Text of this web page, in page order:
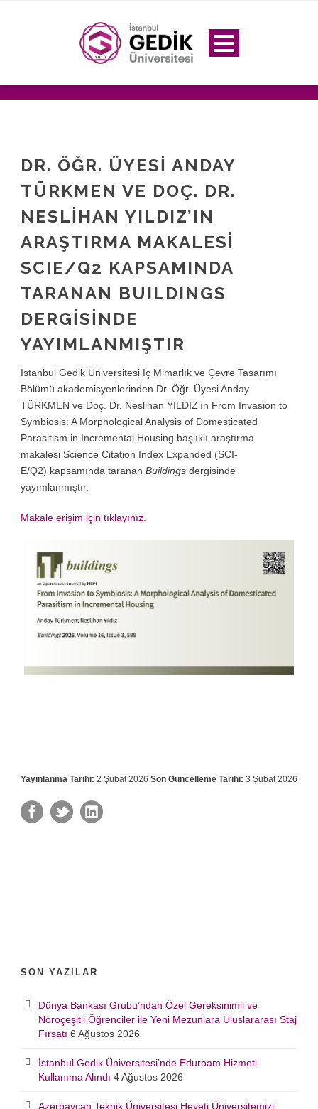
DR. ÖĞR. ÜYESİ ANDAY
TÜRKMEN VE DOÇ. DR.
NESLİHAN YILDIZ’IN
ARAŞTIRMA MAKALESİ
SCIE/Q2 KAPSAMINDA
TARANAN BUILDINGS
DERGİSİNDE
YAYIMLANMIŞTIR
İstanbul Gedik Üniversitesi İç Mimarlık ve Çevre Tasarımı
Bölümü akademisyenlerinden Dr. Öğr. Üyesi Anday
TÜRKMEN ve Doç. Dr. Neslihan YILDIZ’ın From Invasion to
Symbiosis: A Morphological Analysis of Domesticated
Parasitism in Incremental Housing başlıklı araştırma
makalesi Science Citation Index Expanded (SCI-
E/Q2) kapsamında taranan Buildings dergisinde
yayımlanmıştır.
Makale erişim için tıklayınız.
Yayınlanma Tarihi: 2 Şubat 2026 Son Güncelleme Tarihi: 3 Şubat 2026
SON YAZILAR
Dünya Bankası Grubu’ndan Özel Gereksinimli ve
Nöroçeşitli Öğrenciler ile Yeni Mezunlara Uluslararası Staj
Fırsatı 6 Ağustos 2026
İstanbul Gedik Üniversitesi’nde Eduroam Hizmeti
Kullanıma Alındı 4 Ağustos 2026
Azerbaycan Teknik Üniversitesi Heyeti Üniversitemizi